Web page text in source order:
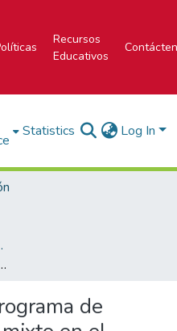
Recursos
Educativos
Statistics Log In
Ambiental
almacén de la Empresa DMB, Cartago
de